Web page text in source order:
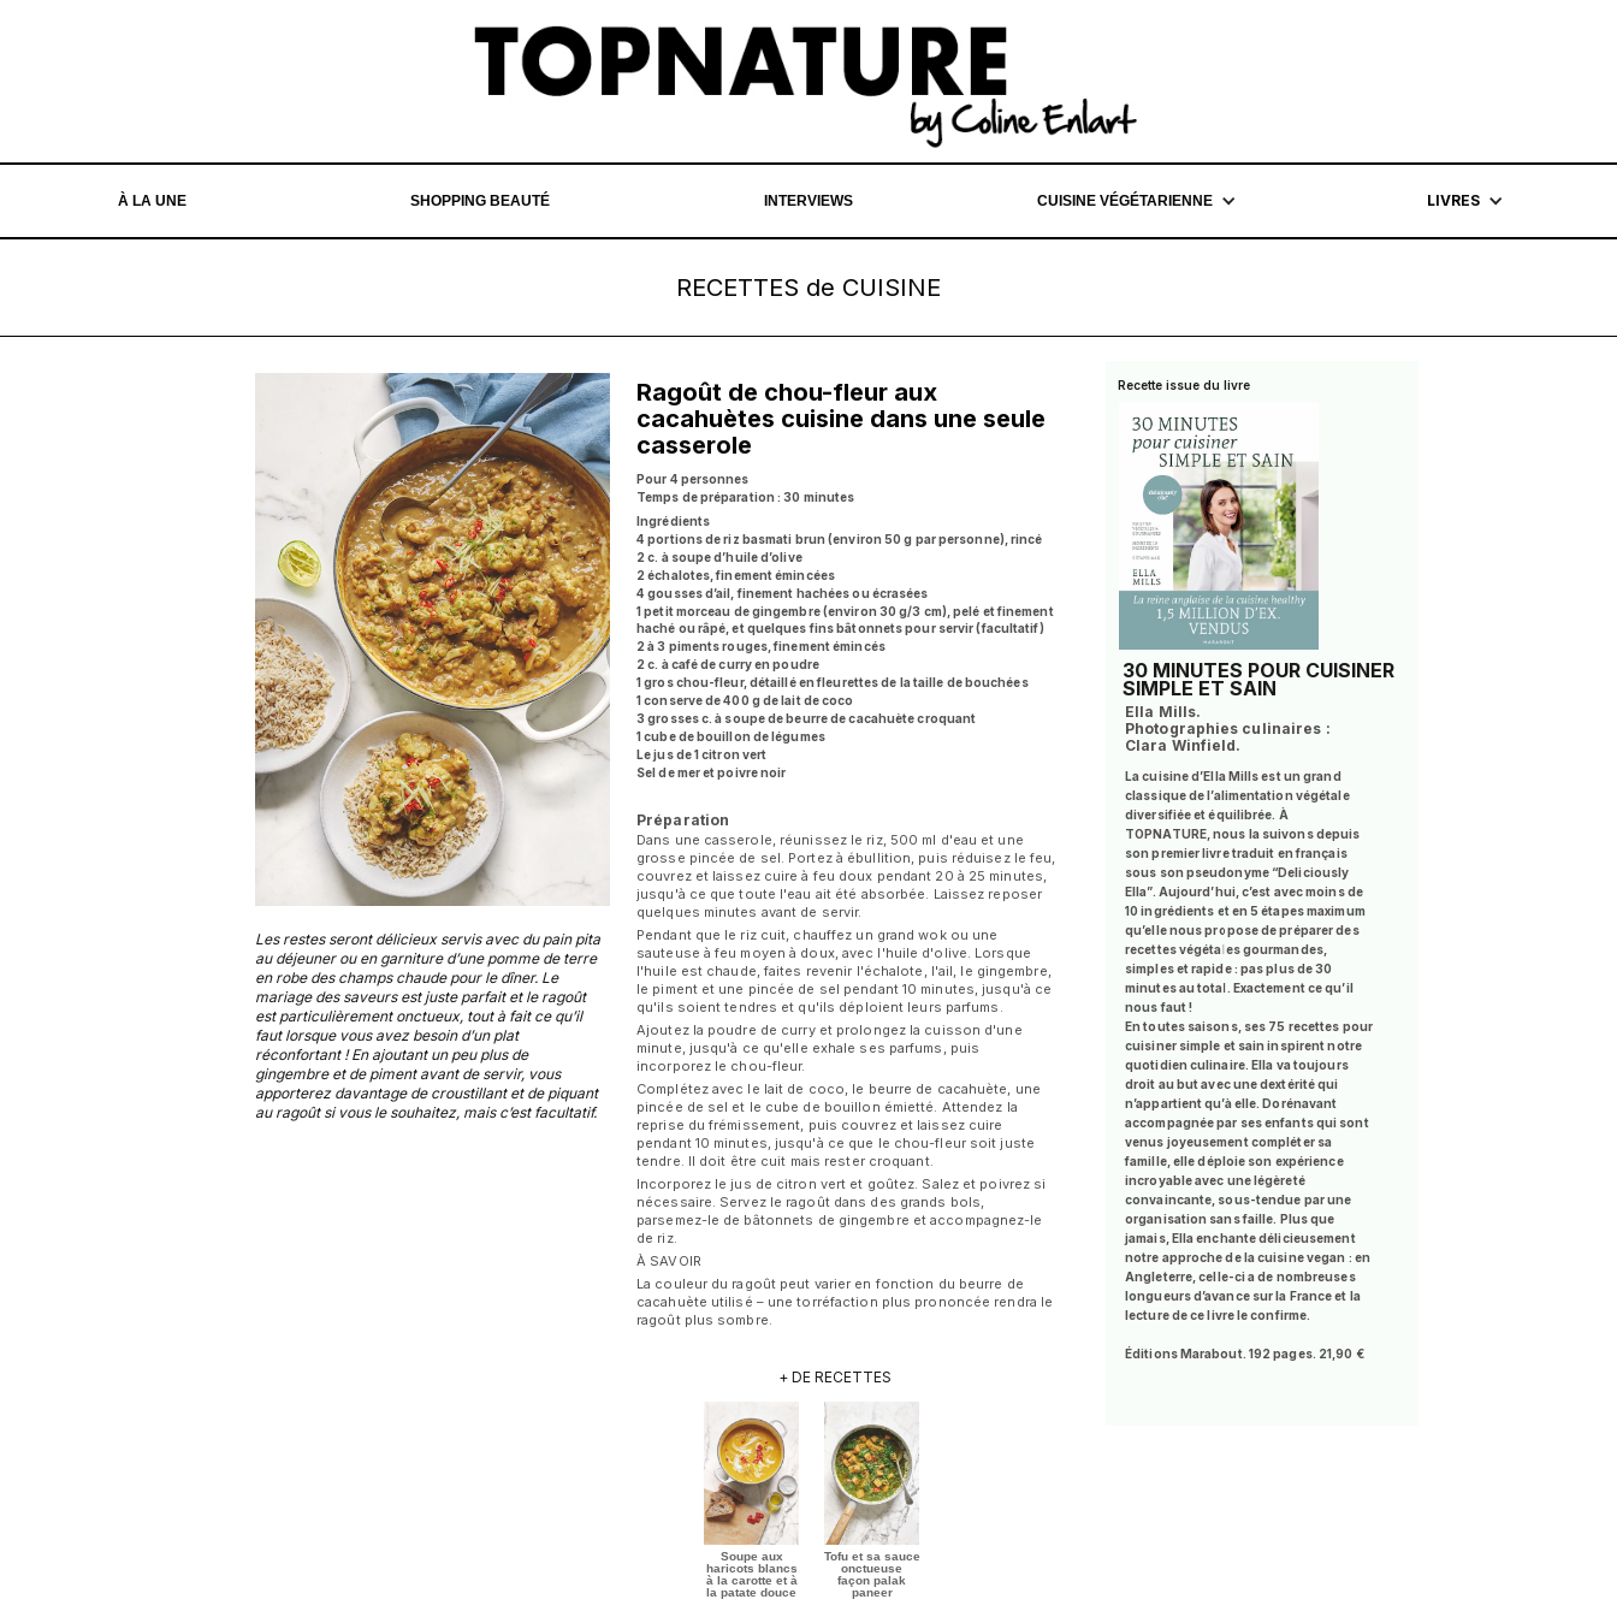
À LA UNE SHOPPING BEAUTÉ INTERVIEWS CUISINE VÉGÉTARIENNE LIVRES
RECETTES de CUISINE
Les restes seront délicieux servis avec du pain pita
au déjeuner ou en garniture d’une pomme de terre
en robe des champs chaude pour le dîner. Le
mariage des saveurs est juste parfait et le ragoût
est particulièrement onctueux, tout à fait ce qu’il
faut lorsque vous avez besoin d’un plat
réconfortant ! En ajoutant un peu plus de
gingembre et de piment avant de servir, vous
apporterez davantage de croustillant et de piquant
au ragoût si vous le souhaitez, mais c’est facultatif.
Ragoût de chou-fleur aux
cacahuètes cuisine dans une seule
casserole
Pour 4 personnes
Temps de préparation : 30 minutes
Ingrédients
4 portions de riz basmati brun (environ 50 g par personne), rincé
2 c. à soupe d’huile d’olive
2 échalotes, finement émincées
4 gousses d’ail, finement hachées ou écrasées
1 petit morceau de gingembre (environ 30 g/3 cm), pelé et finement
haché ou râpé, et quelques fins bâtonnets pour servir (facultatif)
2 à 3 piments rouges, finement émincés
2 c. à café de curry en poudre
1 gros chou-fleur, détaillé en fleurettes de la taille de bouchées
1 conserve de 400 g de lait de coco
3 grosses c. à soupe de beurre de cacahuète croquant
1 cube de bouillon de légumes
Le jus de 1 citron vert
Sel de mer et poivre noir
Préparation
Dans une casserole, réunissez le riz, 500 ml d'eau et une
grosse pincée de sel. Portez à ébullition, puis réduisez le feu,
couvrez et laissez cuire à feu doux pendant 20 à 25 minutes,
jusqu'à ce que toute l'eau ait été absorbée. Laissez reposer
quelques minutes avant de servir.
Pendant que le riz cuit, chauffez un grand wok ou une
sauteuse à feu moyen à doux, avec l'huile d'olive. Lorsque
l'huile est chaude, faites revenir l'échalote, l'ail, le gingembre,
le piment et une pincée de sel pendant 10 minutes, jusqu'à ce
qu'ils soient tendres et qu'ils déploient leurs parfums.
Ajoutez la poudre de curry et prolongez la cuisson d'une
minute, jusqu'à ce qu'elle exhale ses parfums, puis
incorporez le chou-fleur.
Complétez avec le lait de coco, le beurre de cacahuète, une
pincée de sel et le cube de bouillon émietté. Attendez la
reprise du frémissement, puis couvrez et laissez cuire
pendant 10 minutes, jusqu'à ce que le chou-fleur soit juste
tendre. Il doit être cuit mais rester croquant.
Incorporez le jus de citron vert et goûtez. Salez et poivrez si
nécessaire. Servez le ragoût dans des grands bols,
parsemez-le de bâtonnets de gingembre et accompagnez-le
de riz.
À SAVOIR
La couleur du ragoût peut varier en fonction du beurre de
cacahuète utilisé – une torréfaction plus prononcée rendra le
ragoût plus sombre.
+ DE RECETTES
Soupe aux
haricots blancs
à la carotte et à
la patate douce
Tofu et sa sauce
onctueuse
façon palak
paneer
Recette issue du livre
30 MINUTES POUR CUISINER
SIMPLE ET SAIN
Ella Mills.
Photographies culinaires :
Clara Winfield.
La cuisine d’Ella Mills est un grand
classique de l’alimentation végétale
diversifiée et équilibrée. À
TOPNATURE, nous la suivons depuis
son premier livre traduit en français
sous son pseudonyme “Deliciously
Ella”. Aujourd’hui, c’est avec moins de
10 ingrédients et en 5 étapes maximum
qu’elle nous propose de préparer des
recettes végétales gourmandes,
simples et rapide : pas plus de 30
minutes au total. Exactement ce qu’il
nous faut !
En toutes saisons, ses 75 recettes pour
cuisiner simple et sain inspirent notre
quotidien culinaire. Ella va toujours
droit au but avec une dextérité qui
n’appartient qu’à elle. Dorénavant
accompagnée par ses enfants qui sont
venus joyeusement compléter sa
famille, elle déploie son expérience
incroyable avec une légèreté
convaincante, sous-tendue par une
organisation sans faille. Plus que
jamais, Ella enchante délicieusement
notre approche de la cuisine vegan : en
Angleterre, celle-ci a de nombreuses
longueurs d’avance sur la France et la
lecture de ce livre le confirme.
Éditions Marabout. 192 pages. 21,90 €